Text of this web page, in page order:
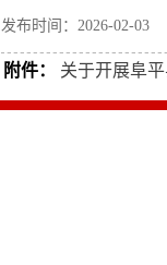
发布时间：2026-02-
附件： 关于开展阜